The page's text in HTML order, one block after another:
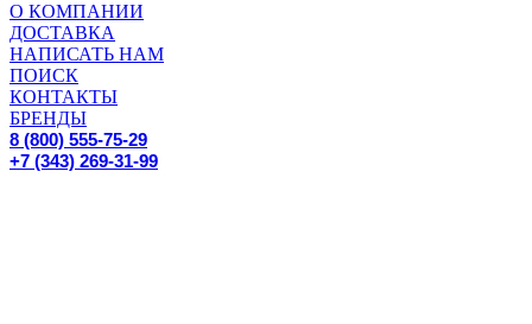
О КОМПАНИИ
ДОСТАВКА
НАПИСАТЬ НАМ
ПОИСК
КОНТАКТЫ
БРЕНДЫ
8 (800) 555-75-29
+7 (343) 269-31-99